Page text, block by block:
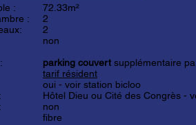
:
:
72.33m²
2
2
non
parking couvert supplémentaire
tarif résident
oui - voir station bicloo
Hôtel Dieu ou Cité des Congrès -
non
fibre